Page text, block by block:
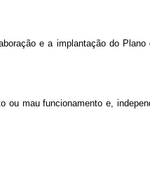
e a implantação do
mau funcionamento e,